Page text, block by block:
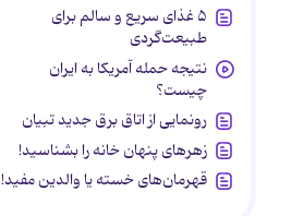
۵ غذای سریع و سالم برای
طبیعت‌گردی
نتیجه حمله آمریکا به ایران
چیست؟
رونمایی از اتاق برق جدید تبیان
زهرهای پنهان خانه را بشناسید!
قهرمان‌های خسته یا والدین مفید!